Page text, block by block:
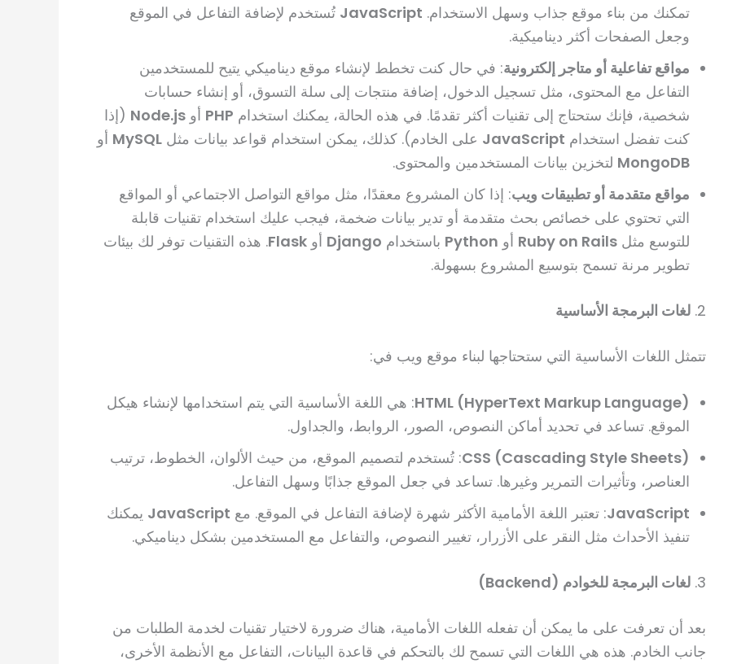
تمكنك من بناء موقع جذاب وسهل الاستخدام. JavaScript تُستخدم لإضافة التفاعل في الموقع
وجعل الصفحات أكثر ديناميكية.
مواقع تفاعلية أو متاجر إلكترونية: في حال كنت تخطط لإنشاء موقع ديناميكي يتيح للمستخدمين
التفاعل مع المحتوى، مثل تسجيل الدخول، إضافة منتجات إلى سلة التسوق، أو إنشاء حسابات
شخصية، فإنك ستحتاج إلى تقنيات أكثر تقدمًا. في هذه الحالة، يمكنك استخدام PHP أو Node.js (إذا
كنت تفضل استخدام JavaScript على الخادم). كذلك، يمكن استخدام قواعد بيانات مثل MySQL أو
MongoDB لتخزين بيانات المستخدمين والمحتوى.
مواقع متقدمة أو تطبيقات ويب: إذا كان المشروع معقدًا، مثل مواقع التواصل الاجتماعي أو المواقع
التي تحتوي على خصائص بحث متقدمة أو تدير بيانات ضخمة، فيجب عليك استخدام تقنيات قابلة
للتوسع مثل Ruby on Rails أو Python باستخدام Django أو Flask. هذه التقنيات توفر لك بيئات
تطوير مرنة تسمح بتوسيع المشروع بسهولة.
2. لغات البرمجة الأساسية
تتمثل اللغات الأساسية التي ستحتاجها لبناء موقع ويب في:
HTML (HyperText Markup Language): هي اللغة الأساسية التي يتم استخدامها لإنشاء هيكل
الموقع. تساعد في تحديد أماكن النصوص، الصور، الروابط، والجداول.
CSS (Cascading Style Sheets): تُستخدم لتصميم الموقع، من حيث الألوان، الخطوط، ترتيب
العناصر، وتأثيرات التمرير وغيرها. تساعد في جعل الموقع جذابًا وسهل التفاعل.
JavaScript: تعتبر اللغة الأمامية الأكثر شهرة لإضافة التفاعل في الموقع. مع JavaScript يمكنك
تنفيذ الأحداث مثل النقر على الأزرار، تغيير النصوص، والتفاعل مع المستخدمين بشكل ديناميكي.
3. لغات البرمجة للخوادم (Backend)
بعد أن تعرفت على ما يمكن أن تفعله اللغات الأمامية، هناك ضرورة لاختيار تقنيات لخدمة الطلبات من
جانب الخادم. هذه هي اللغات التي تسمح لك بالتحكم في قاعدة البيانات، التفاعل مع الأنظمة الأخرى،